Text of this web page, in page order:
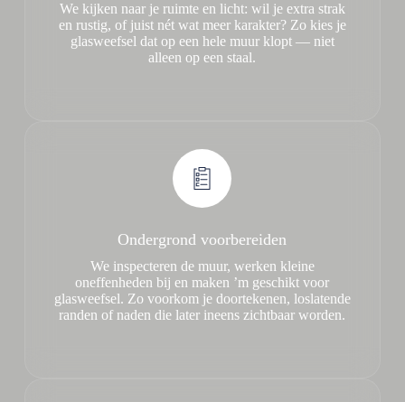
We kijken naar je ruimte en licht: wil je extra strak
en rustig, of juist nét wat meer karakter? Zo kies je
glasweefsel dat op een hele muur klopt — niet
alleen op een staal.
Ondergrond voorbereiden
We inspecteren de muur, werken kleine
oneffenheden bij en maken ’m geschikt voor
glasweefsel. Zo voorkom je doortekenen, loslatende
randen of naden die later ineens zichtbaar worden.